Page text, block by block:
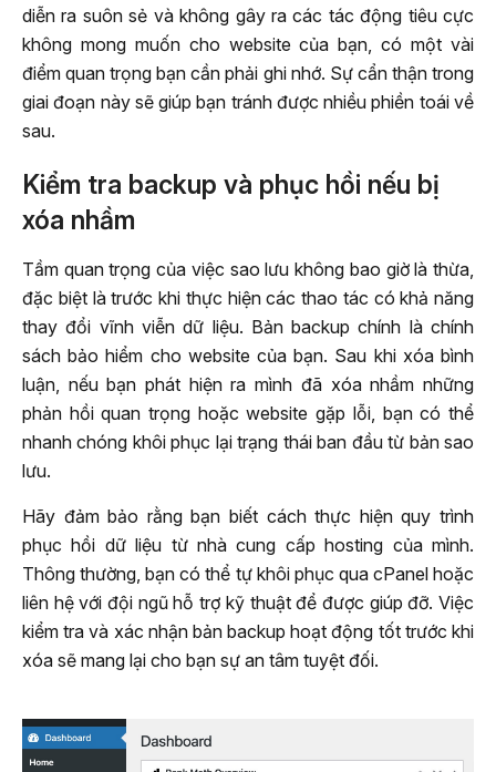
diễn ra suôn sẻ và không gây ra các tác động tiêu cực
không mong muốn cho website của bạn, có một vài
điểm quan trọng bạn cần phải ghi nhớ. Sự cẩn thận trong
giai đoạn này sẽ giúp bạn tránh được nhiều phiền toái về
sau.
Kiểm tra backup và phục hồi nếu bị
xóa nhầm
Tầm quan trọng của việc sao lưu không bao giờ là thừa,
đặc biệt là trước khi thực hiện các thao tác có khả năng
thay đổi vĩnh viễn dữ liệu. Bản backup chính là chính
sách bảo hiểm cho website của bạn. Sau khi xóa bình
luận, nếu bạn phát hiện ra mình đã xóa nhầm những
phản hồi quan trọng hoặc website gặp lỗi, bạn có thể
nhanh chóng khôi phục lại trạng thái ban đầu từ bản sao
lưu.
Hãy đảm bảo rằng bạn biết cách thực hiện quy trình
phục hồi dữ liệu từ nhà cung cấp hosting của mình.
Thông thường, bạn có thể tự khôi phục qua cPanel hoặc
liên hệ với đội ngũ hỗ trợ kỹ thuật để được giúp đỡ. Việc
kiểm tra và xác nhận bản backup hoạt động tốt trước khi
xóa sẽ mang lại cho bạn sự an tâm tuyệt đối.